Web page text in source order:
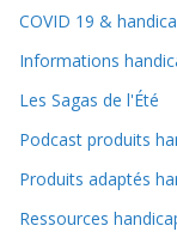
COVID 19 &
Informations
Les Sagas de l'Été
Podcast produits
Produits adaptés
Ressources